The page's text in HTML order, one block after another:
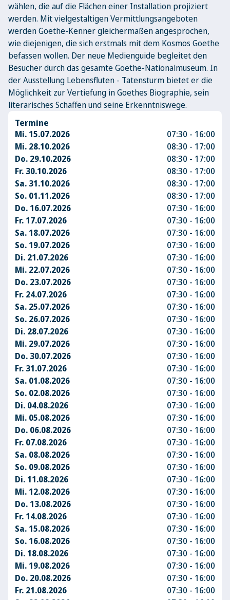
wählen, die auf die Flächen einer Installation projiziert
werden. Mit vielgestaltigen Vermittlungsangeboten
werden Goethe-Kenner gleichermaßen angesprochen,
wie diejenigen, die sich erstmals mit dem Kosmos Goethe
befassen wollen. Der neue Medienguide begleitet den
Besucher durch das gesamte Goethe-Nationalmuseum. In
der Ausstellung Lebensfluten - Tatensturm bietet er die
Möglichkeit zur Vertiefung in Goethes Biographie, sein
literarisches Schaffen und seine Erkenntniswege.
Termine
Mi. 15.07.2026
07:30 - 16:00
Mi. 28.10.2026
08:30 - 17:00
Do. 29.10.2026
08:30 - 17:00
Fr. 30.10.2026
08:30 - 17:00
Sa. 31.10.2026
08:30 - 17:00
So. 01.11.2026
08:30 - 17:00
Do. 16.07.2026
07:30 - 16:00
Fr. 17.07.2026
07:30 - 16:00
Sa. 18.07.2026
07:30 - 16:00
So. 19.07.2026
07:30 - 16:00
Di. 21.07.2026
07:30 - 16:00
Mi. 22.07.2026
07:30 - 16:00
Do. 23.07.2026
07:30 - 16:00
Fr. 24.07.2026
07:30 - 16:00
Sa. 25.07.2026
07:30 - 16:00
So. 26.07.2026
07:30 - 16:00
Di. 28.07.2026
07:30 - 16:00
Mi. 29.07.2026
07:30 - 16:00
Do. 30.07.2026
07:30 - 16:00
Fr. 31.07.2026
07:30 - 16:00
Sa. 01.08.2026
07:30 - 16:00
So. 02.08.2026
07:30 - 16:00
Di. 04.08.2026
07:30 - 16:00
Mi. 05.08.2026
07:30 - 16:00
Do. 06.08.2026
07:30 - 16:00
Fr. 07.08.2026
07:30 - 16:00
Sa. 08.08.2026
07:30 - 16:00
So. 09.08.2026
07:30 - 16:00
Di. 11.08.2026
07:30 - 16:00
Mi. 12.08.2026
07:30 - 16:00
Do. 13.08.2026
07:30 - 16:00
Fr. 14.08.2026
07:30 - 16:00
Sa. 15.08.2026
07:30 - 16:00
So. 16.08.2026
07:30 - 16:00
Di. 18.08.2026
07:30 - 16:00
Mi. 19.08.2026
07:30 - 16:00
Do. 20.08.2026
07:30 - 16:00
Fr. 21.08.2026
07:30 - 16:00